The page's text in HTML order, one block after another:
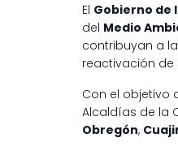
El Gobierno de
del Medio
contribuyan a
reactivación
Con el objetivo
Alcaldías de la
Obregón,